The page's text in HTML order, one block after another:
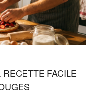
FACILE